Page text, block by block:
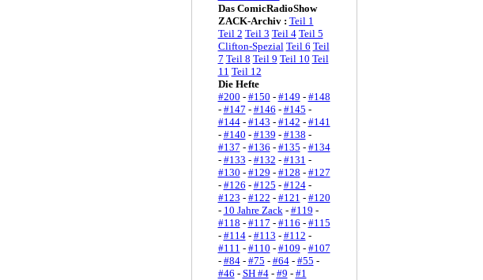
Das ComicRadioShow
ZACK-Archiv : Teil 1
Teil 2 Teil 3 Teil 4 Teil 5
Clifton-Spezial Teil 6 Teil
7 Teil 8 Teil 9 Teil 10 Teil
11 Teil 12
Die Hefte
#200 - #150 - #149 - #148
- #147 - #146 - #145 -
#144- #143 - #142 - #141
- #140 - #139 - #138 -
#137 - #136 - #135 - #134
- #133 - #132 - #131 -
#130 - #129 - #128 - #127
- #126 - #125 - #124-
#123 - #122 - #121 - #120
- 10 Jahre Zack- #119 -
#118 - #117 - #116 - #115
- #114- #113 - #112 -
#111 - #110 - #109 - #107
- #84- #75 - #64- #55 -
#46 - SH #4- #9 - #1